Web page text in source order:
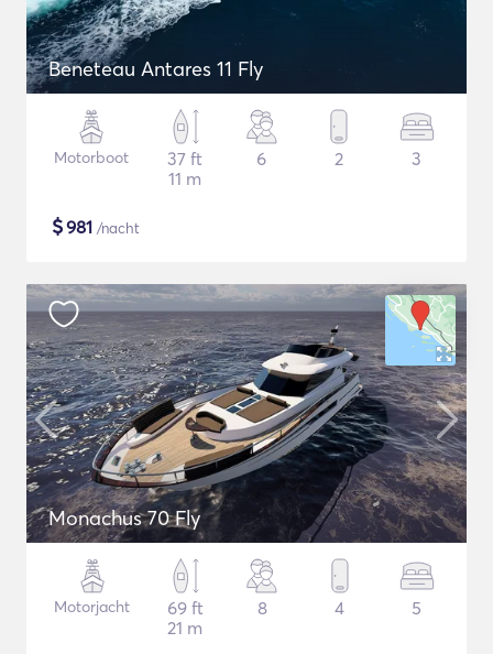
Beneteau Antares 11 Fly
Motorboot
37 ft
11 m
6 2 3
$981 /nacht
Monachus 70 Fly
Motorjacht
69 ft
21 m
8 4 5